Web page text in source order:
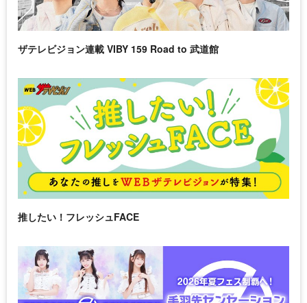
ザテレビジョン連載 VIBY 159 Road to 武道館
推したい！フレッシュFACE